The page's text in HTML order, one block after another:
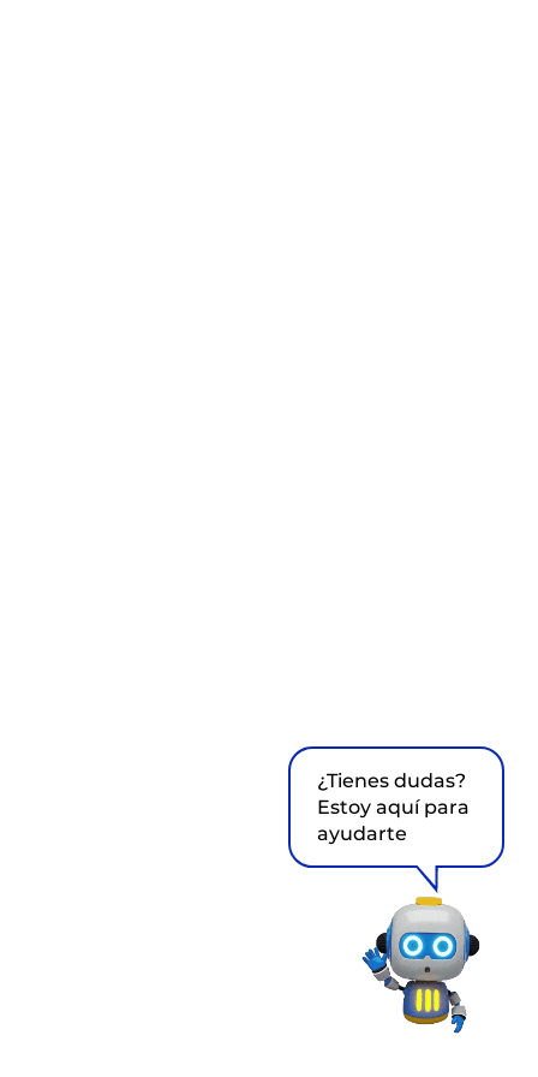
¿Tienes dudas?
Estoy aquí para
ayudarte